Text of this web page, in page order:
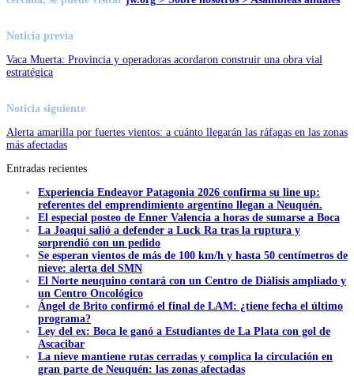
Noticia previa
Vaca Muerta: Provincia y operadoras acordaron construir una obra vial
estratégica
Noticia siguiente
Alerta amarilla por fuertes vientos: a cuánto llegarán las ráfagas en las zonas
más afectadas
Entradas recientes
Experiencia Endeavor Patagonia 2026 confirma su line up:
referentes del emprendimiento argentino llegan a Neuquén.
El especial posteo de Enner Valencia a horas de sumarse a Boca
La Joaqui salió a defender a Luck Ra tras la ruptura y
sorprendió con un pedido
Se esperan vientos de más de 100 km/h y hasta 50 centímetros de
nieve: alerta del SMN
El Norte neuquino contará con un Centro de Diálisis ampliado y
un Centro Oncológico
Ángel de Brito confirmó el final de LAM: ¿tiene fecha el último
programa?
Ley del ex: Boca le ganó a Estudiantes de La Plata con gol de
Ascacibar
La nieve mantiene rutas cerradas y complica la circulación en
gran parte de Neuquén: las zonas afectadas